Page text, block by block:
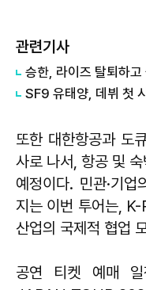
관련기사
승한, 라이즈 탈퇴하
또한 대한항공과 도
사로 나서, 항공 및
예정이다. 민관·기
지는 이번 투어는,
산업의 국제적 협업
공연 티켓 예매